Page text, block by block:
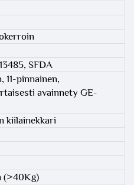
SFDA
11-pinnainen,
avainnety GE-
kiilainekkari
(>40Kg)